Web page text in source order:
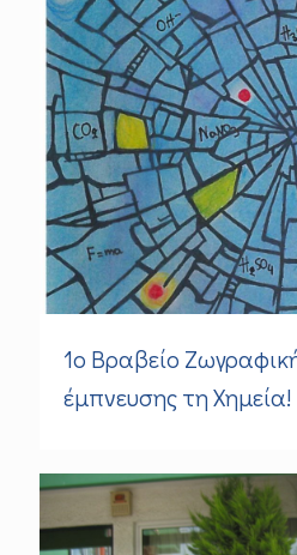
1ο Βραβείο
έμπνευσης τη Χημεία!